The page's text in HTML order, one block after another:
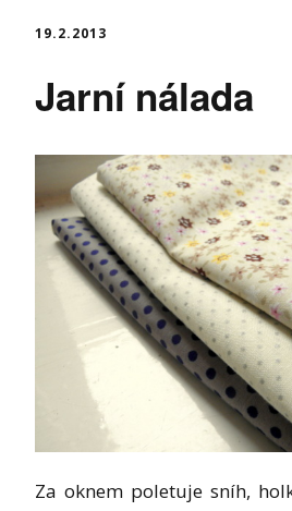
19.2.2013
Jarní nálada
Za oknem poletuje sníh,